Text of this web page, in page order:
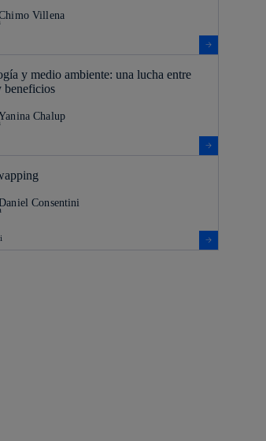
Villena
y medio ambiente: una lucha entre
beneficios
Chalup
Consentini